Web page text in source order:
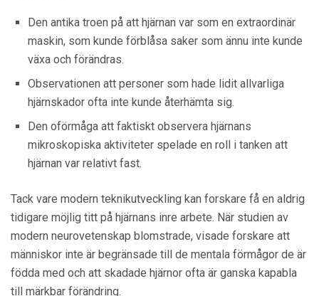
Den antika troen på att hjärnan var som en extraordinär
maskin, som kunde förblåsa saker som ännu inte kunde
växa och förändras.
Observationen att personer som hade lidit allvarliga
hjärnskador ofta inte kunde återhämta sig.
Den oförmåga att faktiskt observera hjärnans
mikroskopiska aktiviteter spelade en roll i tanken att
hjärnan var relativt fast.
Tack vare modern teknikutveckling kan forskare få en aldrig
tidigare möjlig titt på hjärnans inre arbete. När studien av
modern neurovetenskap blomstrade, visade forskare att
människor inte är begränsade till de mentala förmågor de är
födda med och att skadade hjärnor ofta är ganska kapabla
till märkbar förändring.